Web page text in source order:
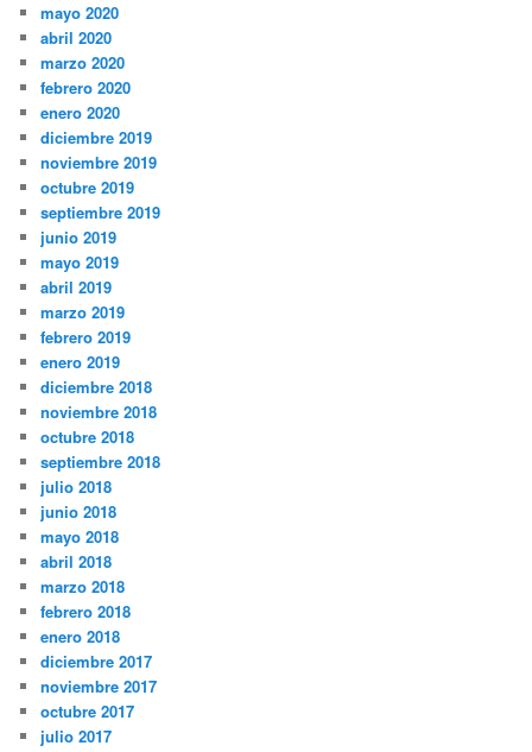
mayo 2020
abril 2020
marzo 2020
febrero 2020
enero 2020
diciembre 2019
noviembre 2019
octubre 2019
septiembre 2019
junio 2019
mayo 2019
abril 2019
marzo 2019
febrero 2019
enero 2019
diciembre 2018
noviembre 2018
octubre 2018
septiembre 2018
julio 2018
junio 2018
mayo 2018
abril 2018
marzo 2018
febrero 2018
enero 2018
diciembre 2017
noviembre 2017
octubre 2017
julio 2017